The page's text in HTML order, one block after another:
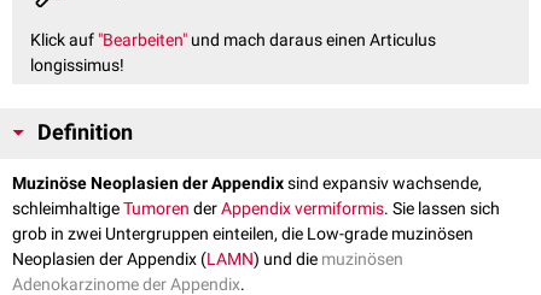
Klick auf "Bearbeiten" und mach daraus einen Articulus
longissimus!
Definition
Muzinöse Neoplasien der Appendixsind expansiv wachsende,
schleimhaltigeTumoren derAppendix vermiformis. Sie lassen sich
grob in zwei Untergruppen einteilen, die Low-grade muzinösen
Neoplasien der Appendix (LAMN) und die muzinösen
Adenokarzinome der Appendix.